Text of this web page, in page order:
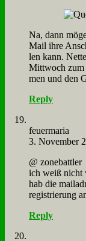
Na, dann
Mail ih­re
len kann.
Mitt­woch zum
men und den
Reply
feu­er­ma­ria
3. November
@ zone­batt­ler
ich weiß nicht
hab die
re­gi­strie­rung
Reply